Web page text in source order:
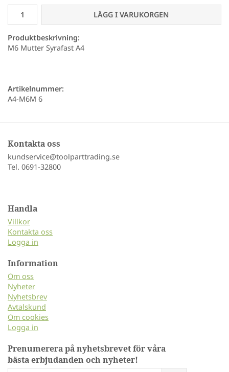
LÄGG I VARUKORGEN
Produktbeskrivning:
M6 Mutter Syrafast A4
Artikelnummer:
A4-M6M 6
Kontakta oss
kundservice@toolparttrading.se
Tel. 0691-32800
Handla
Villkor
Kontakta oss
Logga in
Information
Om oss
Nyheter
Nyhetsbrev
Avtalskund
Om cookies
Logga in
Prenumerera på nyhetsbrevet för våra
bästa erbjudanden och nyheter!